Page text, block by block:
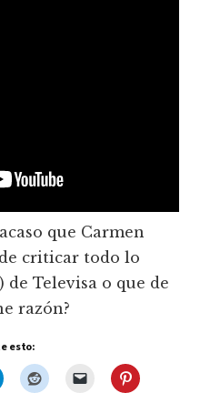
que Carmen
criticar todo lo
Televisa o que de
razón?
esto: